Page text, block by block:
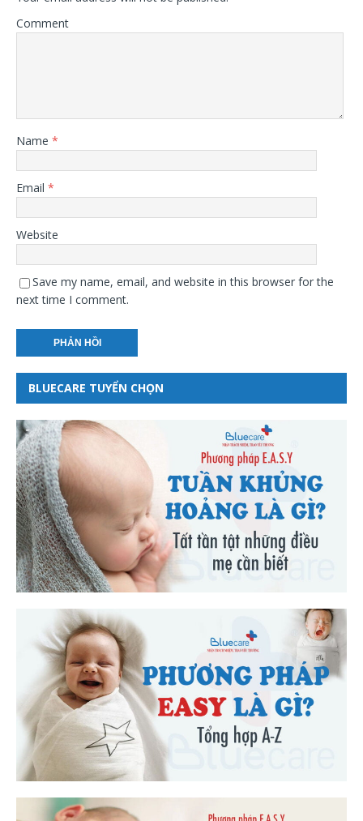
Comment
Name *
Email *
Website
Save my name, email, and website in this browser for the
next time I comment.
BLUECARE TUYỂN CHỌN